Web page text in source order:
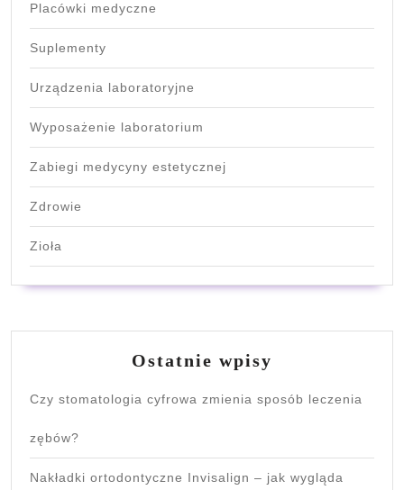
Placówki medyczne
Suplementy
Urządzenia laboratoryjne
Wyposażenie laboratorium
Zabiegi medycyny estetycznej
Zdrowie
Zioła
Ostatnie wpisy
Czy stomatologia cyfrowa zmienia sposób leczenia
zębów?
Nakładki ortodontyczne Invisalign – jak wygląda